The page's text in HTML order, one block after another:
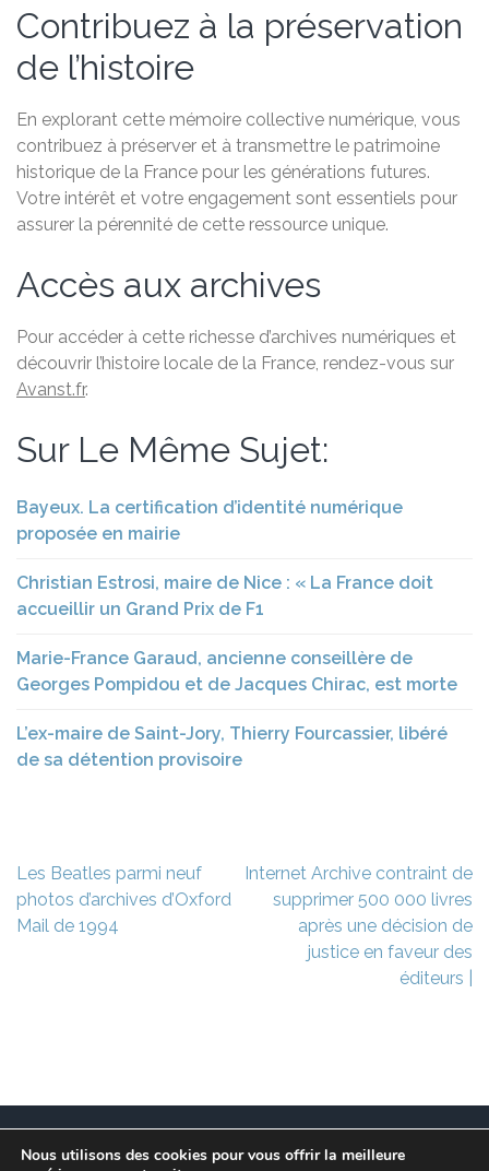
Contribuez à la préservation
de l’histoire
En explorant cette mémoire collective numérique, vous
contribuez à préserver et à transmettre le patrimoine
historique de la France pour les générations futures.
Votre intérêt et votre engagement sont essentiels pour
assurer la pérennité de cette ressource unique.
Accès aux archives
Pour accéder à cette richesse d’archives numériques et
découvrir l’histoire locale de la France, rendez-vous sur
Avanst.fr.
Sur Le Même Sujet:
Bayeux. La certification d’identité numérique
proposée en mairie
Christian Estrosi, maire de Nice : « La France doit
accueillir un Grand Prix de F1
Marie-France Garaud, ancienne conseillère de
Georges Pompidou et de Jacques Chirac, est morte
L’ex-maire de Saint-Jory, Thierry Fourcassier, libéré
de sa détention provisoire
Navigation
de
l’article
Les Beatles parmi neuf
photos d’archives d’Oxford
Mail de 1994
Internet Archive contraint de
supprimer 500 000 livres
après une décision de
justice en faveur des
éditeurs |
Ce site est à l’initiative de l’association des Maires
Nous utilisons des cookies pour vous offrir la meilleure